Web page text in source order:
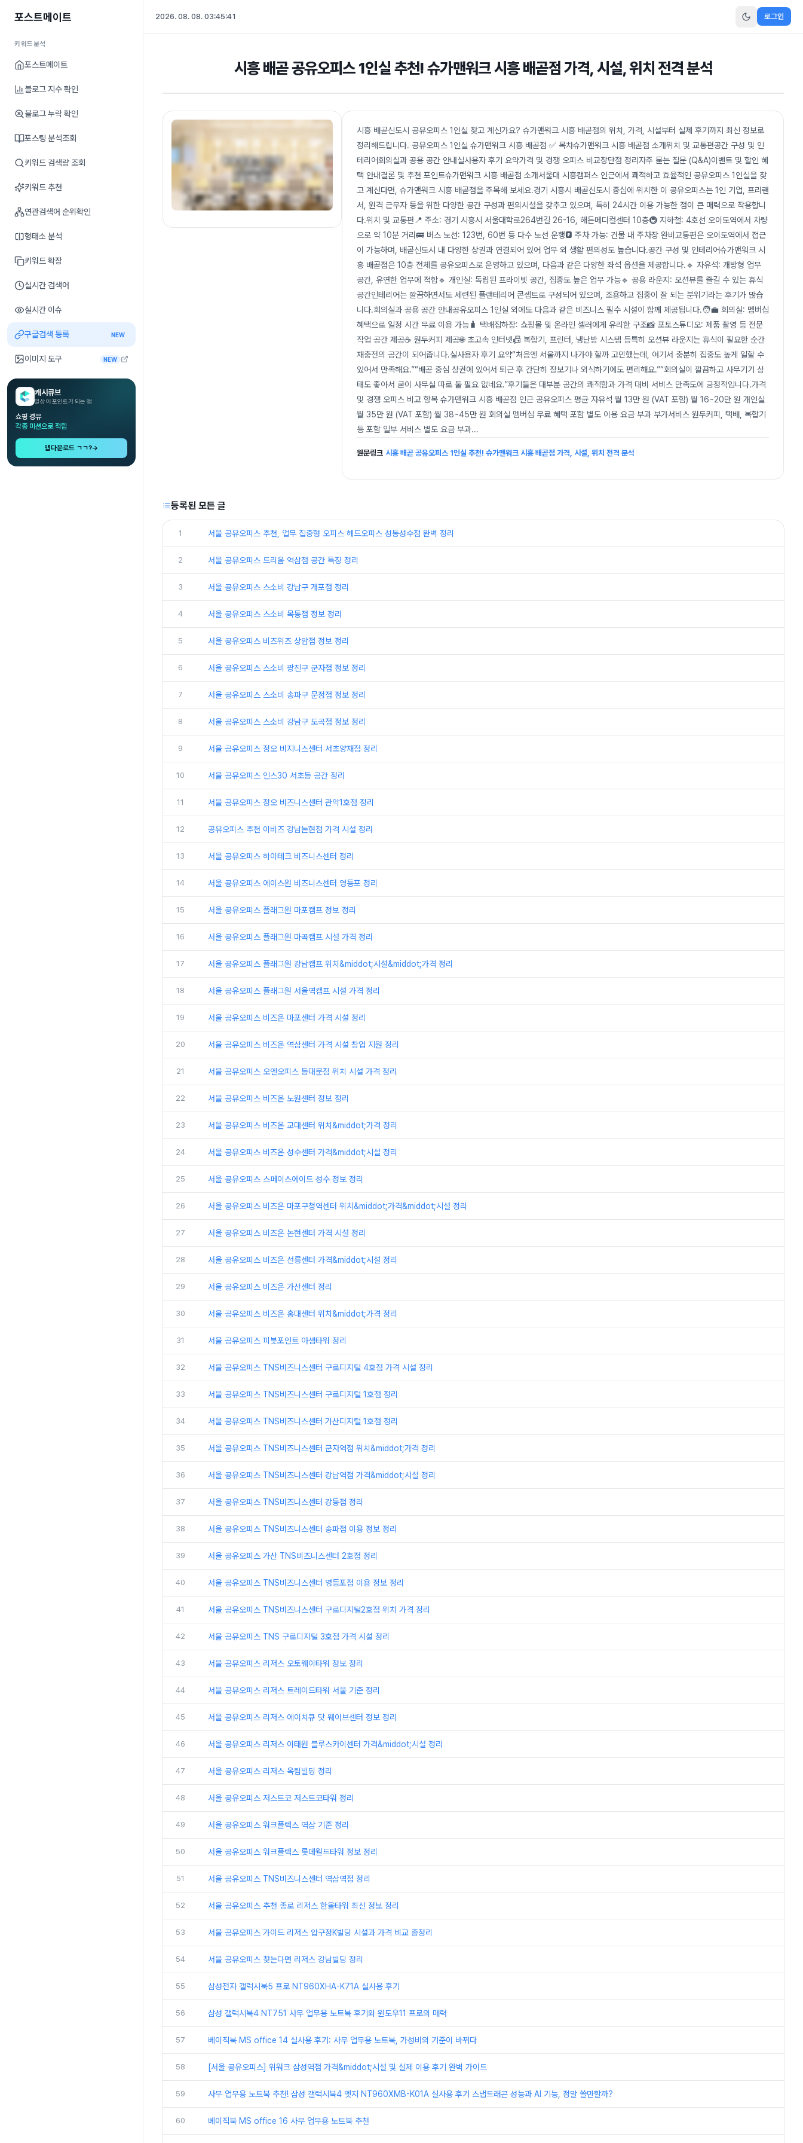
포스트메이트
키워드분석
포스트메이트
블로그 지수 확인
블로그 누락 확인
포스팅 분석조회
키워드 검색량 조회
키워드 추천
연관검색어 순위확인
형태소 분석
키워드 확장
실시간 검색어
실시간 이슈
구글검색 등록 NEW
이미지 도구 NEW
캐시큐브
일상이 포인트가 되는 앱
쇼핑 경유
각종 미션으로 적립
앱다운로드 ㄱㄱ?→
2026. 08. 08. 03:45:42 로그인
시흥 배곧 공유오피스 1인실 추천! 슈가맨워크 시흥 배곧점 가격, 시설, 위치 전격 분석
시흥 배곧신도시 공유오피스 1인실 찾고 계신가요? 슈가맨워크 시흥 배곧점의 위치, 가격, 시설부터 실제 후기까지 최신 정보로
정리해드립니다. 공유오피스 1인실 슈가맨워크 시흥 배곧점 ✅ 목차슈가맨워크 시흥 배곧점 소개위치 및 교통편공간 구성 및 인
테리어회의실과 공용 공간 안내실사용자 후기 요약가격 및 경쟁 오피스 비교장단점 정리자주 묻는 질문 (Q&A)이벤트 및 할인 혜
택 안내결론 및 추천 포인트슈가맨워크 시흥 배곧점 소개서울대 시흥캠퍼스 인근에서 쾌적하고 효율적인 공유오피스 1인실을 찾
고 계신다면, 슈가맨워크 시흥 배곧점을 주목해 보세요.경기 시흥시 배곧신도시 중심에 위치한 이 공유오피스는 1인 기업, 프리랜
서, 원격 근무자 등을 위한 다양한 공간 구성과 편의시설을 갖추고 있으며, 특히 24시간 이용 가능한 점이 큰 매력으로 작용합니
다.위치 및 교통편📍 주소: 경기 시흥시 서울대학로264번길 26-16, 해든메디컬센터 10층🚇 지하철: 4호선 오이도역에서 차량
으로 약 10분 거리🚌 버스 노선: 123번, 60번 등 다수 노선 운행🅿️ 주차 가능: 건물 내 주차장 완비교통편은 오이도역에서 접근
이 가능하며, 배곧신도시 내 다양한 상권과 연결되어 있어 업무 외 생활 편의성도 높습니다.공간 구성 및 인테리어슈가맨워크 시
흥 배곧점은 10층 전체를 공유오피스로 운영하고 있으며, 다음과 같은 다양한 좌석 옵션을 제공합니다.🔹 자유석: 개방형 업무
공간, 유연한 업무에 적합🔹 개인실: 독립된 프라이빗 공간, 집중도 높은 업무 가능🔹 공용 라운지: 오션뷰를 즐길 수 있는 휴식
공간인테리어는 깔끔하면서도 세련된 플랜테리어 콘셉트로 구성되어 있으며, 조용하고 집중이 잘 되는 분위기라는 후기가 많습
니다.회의실과 공용 공간 안내공유오피스 1인실 외에도 다음과 같은 비즈니스 필수 시설이 함께 제공됩니다.🧑‍💼 회의실: 멤버십
혜택으로 일정 시간 무료 이용 가능🧳 택배집하장: 쇼핑몰 및 온라인 셀러에게 유리한 구조📸 포토스튜디오: 제품 촬영 등 전문
작업 공간 제공☕ 원두커피 제공🌐 초고속 인터넷📠 복합기, 프린터, 냉난방 시스템 등특히 오션뷰 라운지는 휴식이 필요한 순간
재충전의 공간이 되어줍니다.실사용자 후기 요약“처음엔 서울까지 나가야 할까 고민했는데, 여기서 충분히 집중도 높게 일할 수
있어서 만족해요.”“배곧 중심 상권에 있어서 퇴근 후 간단히 장보기나 외식하기에도 편리해요.”“회의실이 깔끔하고 사무기기 상
태도 좋아서 굳이 사무실 따로 둘 필요 없네요.”후기들은 대부분 공간의 쾌적함과 가격 대비 서비스 만족도에 긍정적입니다.가격
및 경쟁 오피스 비교 항목 슈가맨워크 시흥 배곧점 인근 공유오피스 평균 자유석 월 13만 원 (VAT 포함) 월 16~20만 원 개인실
월 35만 원 (VAT 포함) 월 38~45만 원 회의실 멤버십 무료 혜택 포함 별도 이용 요금 부과 부가서비스 원두커피, 택배, 복합기
등 포함 일부 서비스 별도 요금 부과...
원문링크 시흥 배곧 공유오피스 1인실 추천! 슈가맨워크 시흥 배곧점 가격, 시설, 위치 전격 분석
등록된 모든 글
1 서울 공유오피스 추천, 업무 집중형 오피스 헤드오피스 성동성수점 완벽 정리
2 서울 공유오피스 드리움 역삼점 공간 특징 정리
3 서울 공유오피스 스소비 강남구 개포점 정리
4 서울 공유오피스 스소비 목동점 정보 정리
5 서울 공유오피스 비즈위즈 상암점 정보 정리
6 서울 공유오피스 스소비 광진구 군자점 정보 정리
7 서울 공유오피스 스소비 송파구 문정점 정보 정리
8 서울 공유오피스 스소비 강남구 도곡점 정보 정리
9 서울 공유오피스 정오 비지니스센터 서초양재점 정리
10 서울 공유오피스 인스30 서초동 공간 정리
11 서울 공유오피스 정오 비즈니스센터 관악1호점 정리
12 공유오피스 추천 이비즈 강남논현점 가격 시설 정리
13 서울 공유오피스 하이테크 비즈니스센터 정리
14 서울 공유오피스 에이스원 비즈니스센터 영등포 정리
15 서울 공유오피스 플래그원 마포캠프 정보 정리
16 서울 공유오피스 플래그원 마곡캠프 시설 가격 정리
17 서울 공유오피스 플래그원 강남캠프 위치&middot;시설&middot;가격 정리
18 서울 공유오피스 플래그원 서울역캠프 시설 가격 정리
19 서울 공유오피스 비즈온 마포센터 가격 시설 정리
20 서울 공유오피스 비즈온 역삼센터 가격 시설 창업 지원 정리
21 서울 공유오피스 오엔오피스 동대문점 위치 시설 가격 정리
22 서울 공유오피스 비즈온 노원센터 정보 정리
23 서울 공유오피스 비즈온 교대센터 위치&middot;가격 정리
24 서울 공유오피스 비즈온 성수센터 가격&middot;시설 정리
25 서울 공유오피스 스페이스에이드 성수 정보 정리
26 서울 공유오피스 비즈온 마포구청역센터 위치&middot;가격&middot;시설 정리
27 서울 공유오피스 비즈온 논현센터 가격 시설 정리
28 서울 공유오피스 비즈온 선릉센터 가격&middot;시설 정리
29 서울 공유오피스 비즈온 가산센터 정리
30 서울 공유오피스 비즈온 홍대센터 위치&middot;가격 정리
31 서울 공유오피스 피봇포인트 아셈타워 정리
32 서울 공유오피스 TNS비즈니스센터 구로디지털 4호점 가격 시설 정리
33 서울 공유오피스 TNS비즈니스센터 구로디지털 1호점 정리
34 서울 공유오피스 TNS비즈니스센터 가산디지털 1호점 정리
35 서울 공유오피스 TNS비즈니스센터 군자역점 위치&middot;가격 정리
36 서울 공유오피스 TNS비즈니스센터 강남역점 가격&middot;시설 정리
37 서울 공유오피스 TNS비즈니스센터 강동점 정리
38 서울 공유오피스 TNS비즈니스센터 송파점 이용 정보 정리
39 서울 공유오피스 가산 TNS비즈니스센터 2호점 정리
40 서울 공유오피스 TNS비즈니스센터 영등포점 이용 정보 정리
41 서울 공유오피스 TNS비즈니스센터 구로디지털2호점 위치 가격 정리
42 서울 공유오피스 TNS 구로디지털 3호점 가격 시설 정리
43 서울 공유오피스 리저스 오토웨이타워 정보 정리
44 서울 공유오피스 리저스 트레이드타워 서울 기준 정리
45 서울 공유오피스 리저스 에이치큐 닷 웨이브센터 정보 정리
46 서울 공유오피스 리저스 이태원 블루스카이센터 가격&middot;시설 정리
47 서울 공유오피스 리저스 옥림빌딩 정리
48 서울 공유오피스 저스트코 저스트코타워 정리
49 서울 공유오피스 워크플렉스 역삼 기준 정리
50 서울 공유오피스 워크플렉스 롯데월드타워 정보 정리
51 서울 공유오피스 TNS비즈니스센터 역삼역점 정리
52 서울 공유오피스 추천 종로 리저스 한올타워 최신 정보 정리
53 서울 공유오피스 가이드 리저스 압구정K빌딩 시설과 가격 비교 총정리
54 서울 공유오피스 찾는다면 리저스 강남빌딩 정리
55 삼성전자 갤럭시북5 프로 NT960XHA-K71A 실사용 후기
56 삼성 갤럭시북4 NT751 사무 업무용 노트북 후기와 윈도우11 프로의 매력
57 베이직북 MS office 14 실사용 후기: 사무 업무용 노트북, 가성비의 기준이 바뀌다
58 [서울 공유오피스] 위워크 삼성역점 가격&middot;시설 및 실제 이용 후기 완벽 가이드
59 사무 업무용 노트북 추천! 삼성 갤럭시북4 엣지 NT960XMB-K01A 실사용 후기 스냅드래곤 성능과 AI 기능, 정말 쓸만할까?
60 베이직북 MS office 16 사무 업무용 노트북 추천